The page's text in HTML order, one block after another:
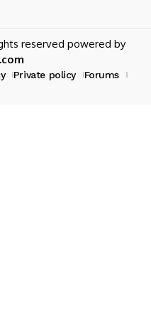
reserved powered by
Private policy
Forums